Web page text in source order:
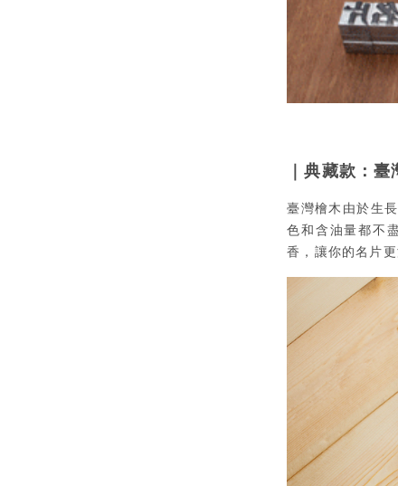
｜典藏款：臺
臺灣檜木由於生
色和含油量都不
香，讓你的名片